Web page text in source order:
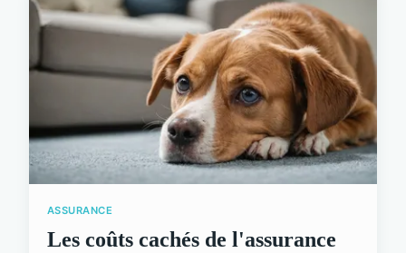
ASSURANCE
Les coûts cachés de l'assurance